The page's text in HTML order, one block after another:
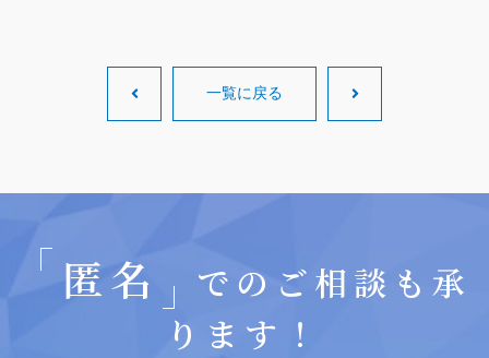
一覧に戻る
匿名
でのご相談も承
ります！